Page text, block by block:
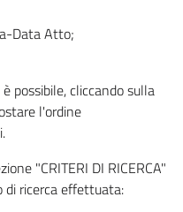
Data Atto;
possibile, cliccando sulla
l'ordine
"CRITERI DI RICERCA"
di ricerca effettuata: